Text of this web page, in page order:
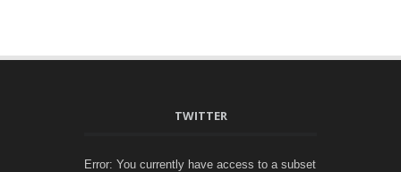
TWITTER
Error: You currently have access to a subset